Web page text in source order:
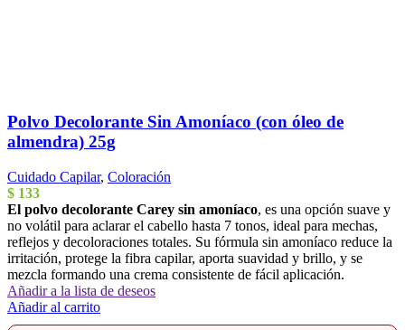
Polvo Decolorante Sin Amoníaco (con óleo de
almendra) 25g
Cuidado Capilar, Coloración
$ 133
El polvo decolorante Carey sin amoníaco, es una opción suave y
no volátil para aclarar el cabello hasta 7 tonos, ideal para mechas,
reflejos y decoloraciones totales. Su fórmula sin amoníaco reduce la
irritación, protege la fibra capilar, aporta suavidad y brillo, y se
mezcla formando una crema consistente de fácil aplicación.
Añadir a la lista de deseos
Añadir al carrito